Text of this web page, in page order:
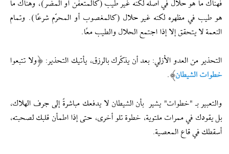
فهناك ما هو حلال في أصله لكنه غير طيب (كالمتعفن أو المضر)، وهناك ما
هو طيب في مظهره لكنه غير حلال (كالمغصوب أو المحرّم شرعًا). وتمام
النعمة لا يتحقق إلا إذا اجتمع الحلال والطيب معًا.
التحذير من العدو الأزلي: بعد أن يذكّرك بالرزق، يأتيك التحذير: ﴿ولا تتبعوا
خطوات الشيطان﴾.
والتعبير بـ "خطوات" يشير بأن الشيطان لا يدفعك مباشرةً إلى جرف الهلاك،
بل يقودك في ممرات ملتوية، خطوة تلو أخرى، حتى إذا اطمأن قلبك لصحبته،
أسقطك في قاع المعصية.